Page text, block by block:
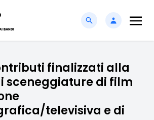
finalizzati alla
sceneggiature di film
televisiva e di